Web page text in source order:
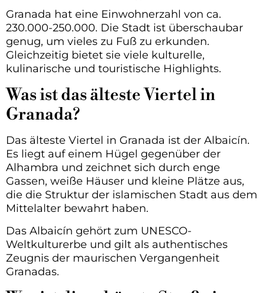
Granada hat eine Einwohnerzahl von ca.
230.000-250.000. Die Stadt ist überschaubar
genug, um vieles zu Fuß zu erkunden.
Gleichzeitig bietet sie viele kulturelle,
kulinarische und touristische Highlights.
Was ist das älteste Viertel in
Granada?
Das älteste Viertel in Granada ist der Albaicín.
Es liegt auf einem Hügel gegenüber der
Alhambra und zeichnet sich durch enge
Gassen, weiße Häuser und kleine Plätze aus,
die die Struktur der islamischen Stadt aus dem
Mittelalter bewahrt haben.
Das Albaicín gehört zum UNESCO-
Weltkulturerbe und gilt als authentisches
Zeugnis der maurischen Vergangenheit
Granadas.